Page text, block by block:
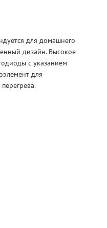
для домашнего
дизайн. Высокое
с указанием
для